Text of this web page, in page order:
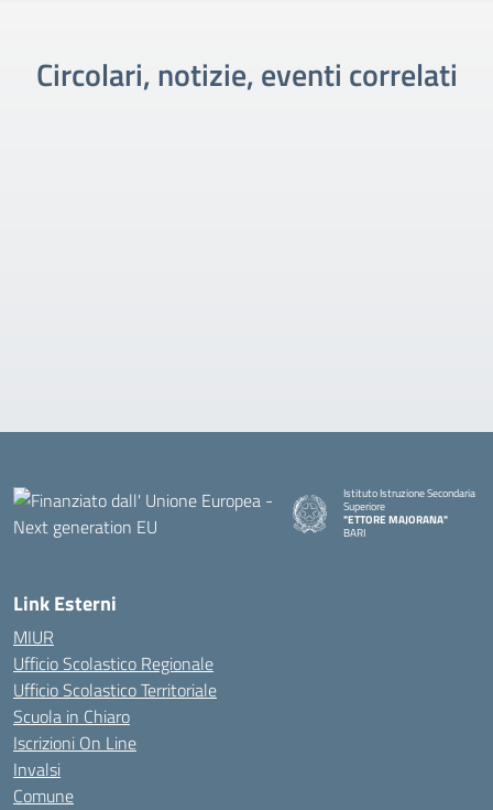
Circolari, notizie, eventi correlati
Istituto Istruzione Secondaria
Superiore
"ETTORE MAJORANA"
BARI
Link Esterni
MIUR
Ufficio Scolastico Regionale
Ufficio Scolastico Territoriale
Scuola in Chiaro
Iscrizioni On Line
Invalsi
Comune